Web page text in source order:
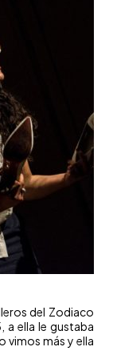
del Zodiaco
a ella le gustaba
vimos más y ella